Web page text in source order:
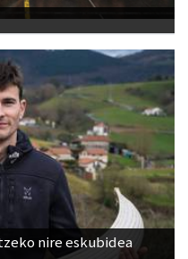
nire eskubidea